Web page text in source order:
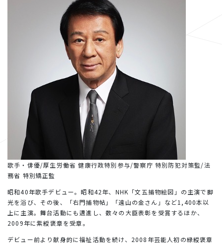
歌手・俳優/厚生労働省 健康行政特別参与/警察庁 特別防犯対策監/法
務省 特別矯正監
昭和40年歌手デビュー。昭和42年、NHK「文五捕物絵図」の主演で脚
光を浴び、その後、「右門捕物帖」「遠山の金さん」など1,400本以
上に主演。舞台活動にも邁進し、数々の大臣表彰を受賞するほか、
2009年に紫綬褒章を受章。
デビュー前より献身的に福祉活動を続け、2008年芸能人初の緑綬褒章